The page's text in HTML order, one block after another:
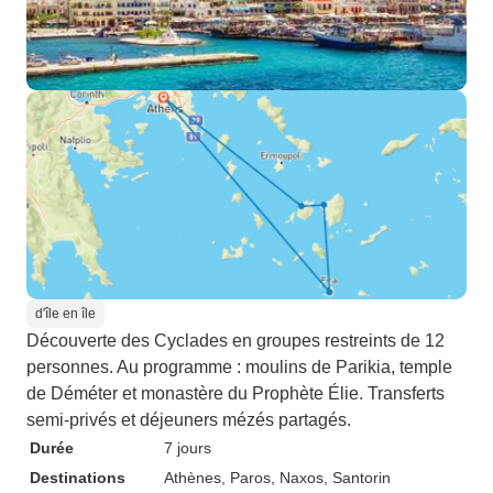
d'île en île
Découverte des Cyclades en groupes restreints de 12
personnes. Au programme : moulins de Parikia, temple
de Déméter et monastère du Prophète Élie. Transferts
semi-privés et déjeuners mézés partagés.
Durée
7 jours
Destinations
Athènes , Paros , Naxos , Santorin